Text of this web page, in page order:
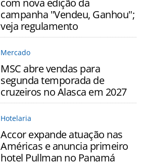
com nova edição da
campanha "Vendeu, Ganhou";
veja regulamento
Mercado
MSC abre vendas para
segunda temporada de
cruzeiros no Alasca em 2027
Hotelaria
Accor expande atuação nas
Américas e anuncia primeiro
hotel Pullman no Panamá